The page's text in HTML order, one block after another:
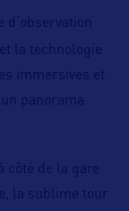
d’observation
la technologie
immersives et
panorama
côté de la gare
la sublime tour